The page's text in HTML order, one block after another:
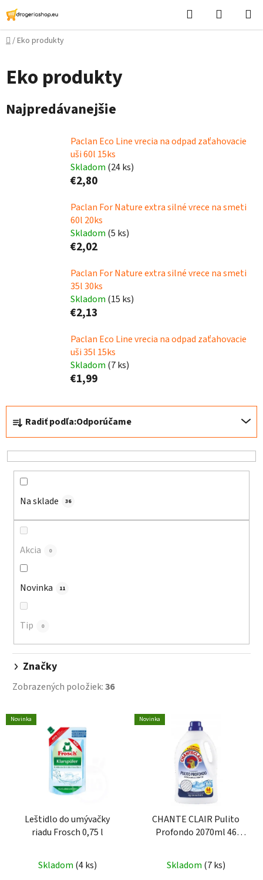
Prejsť
na
obsah
Hľadať
košík
Domov
/Eko produkty
Eko produkty
Najpredávanejšie
Paclan Eco Line vrecia na odpad zaťahovacie
uši 60l 15ks
Skladom (24 ks)
€2,80
Paclan For Nature extra silné vrece na smeti
60l 20ks
Skladom (5 ks)
€2,02
Paclan For Nature extra silné vrece na smeti
35l 30ks
Skladom (15 ks)
€2,13
Paclan Eco Line vrecia na odpad zaťahovacie
uši 35l 15ks
Skladom (7 ks)
€1,99
R
d
e
Radiť podľa:Odporúčame
Na sklade 36
Akcia 0
Novinka 11
Tip 0
Značky
Zobrazených položiek:36
V
ý
Novinka
Leštidlo do umývačky
riadu Frosch 0,75 l
Skladom (4 ks)
Novinka
CHANTE CLAIR Pulito
Profondo 2070ml 46
Skladom (7 ks)